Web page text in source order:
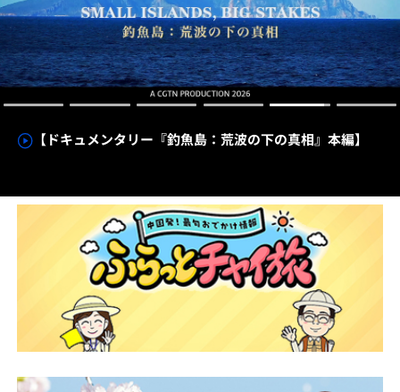
【わかった気になっチャイナ】中国のトラ